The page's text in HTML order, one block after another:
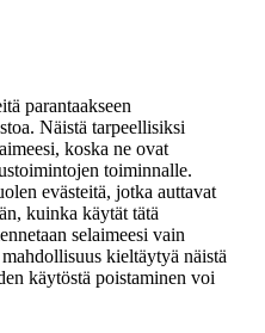
parantaakseen
Näistä tarpeellisiksi
koska ne ovat
toiminnalle.
evästeitä, jotka auttavat
kuinka käytät tätä
selaimeesi vain
kieltäytyä näistä
käytöstä poistaminen voi